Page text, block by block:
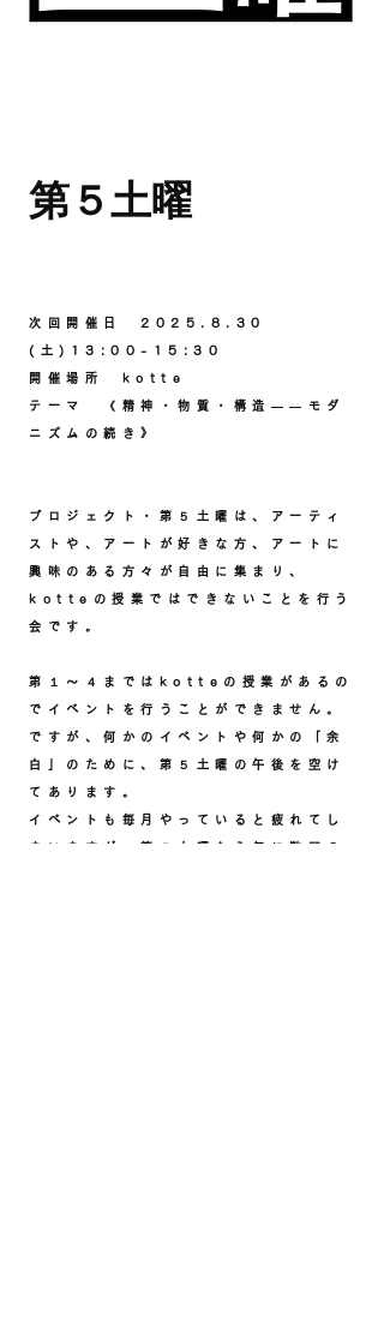
​第５土曜
次回開催日 2025.8.30
(土)13:00-15:30
開催場所 kotte
​テーマ 《精神・物質・構造——モダ
ニズムの続き》
プロジェクト・第５土曜は、アーティ
ストや、アートが好きな方、アートに
興味のある方々が自由に集まり、
kotteの授業ではできないことを行う
会です。
第１〜４まではkotteの授業があるの
でイベントを行うことができません。
ですが、何かのイベントや何かの「余
白」のために、第５土曜の午後を空け
てあります。
イベントも毎月やっていると疲れてし
まいますが、第５土曜なら年に数回の